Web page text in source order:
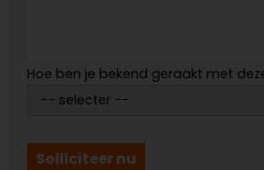
Hoe ben je bekend geraakt met
Solliciteer nu